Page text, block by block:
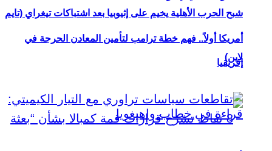
شبح الحرب الأهلية يخيم على إثيوبيا بعد اشتباكات تيغراي (تايم
لاين)
أمريكا أولاً.. فهم خطة ترامب لتأمين المعادن الحرجة في
إفريقيا